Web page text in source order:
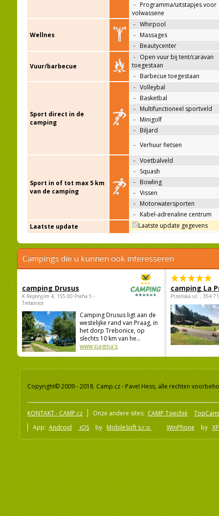
- Programma/uitstapjes voor
volwassene
Wellnes
- Whirpool
- Massages
- Beautycenter
Vuur/barbecue
- Open vuur bij tent/caravan
toegestaan
- Barbecue toegestaan
Sport direct in de
camping
- Volleybal
- Basketbal
- Multifunctioneel sportveld
- Minigolf
- Biljard
- Verhuur fietsen
Sport in of tot max 5 km
van de camping
- Voetbalveld
- Squash
- Bowling
- Vissen
- Motorwatersporten
- Kabel-adrenaline centrum
Laatste update
Laatste update gegevens
Campings die u kunnen ook interesseren
camping Drusus
K Reporyjim 4, 155 00 Praha 5 -
Trebonice
Camping Drusus ligt aan de
westelijke rand van Praag, in
het dorp Trebonice, op
slechts 10 km van he...
www pagina's
camping La
Plzeňská ul. , 354
Copyright© 2009 - 2018 Camp.cz - Pavel Hess, alle rechten
KONTAKT - CAMP.cz Onze andere sites: CAMP Tsjechië
App: Android iOS by MobileSoft s.r.o WinPhone by